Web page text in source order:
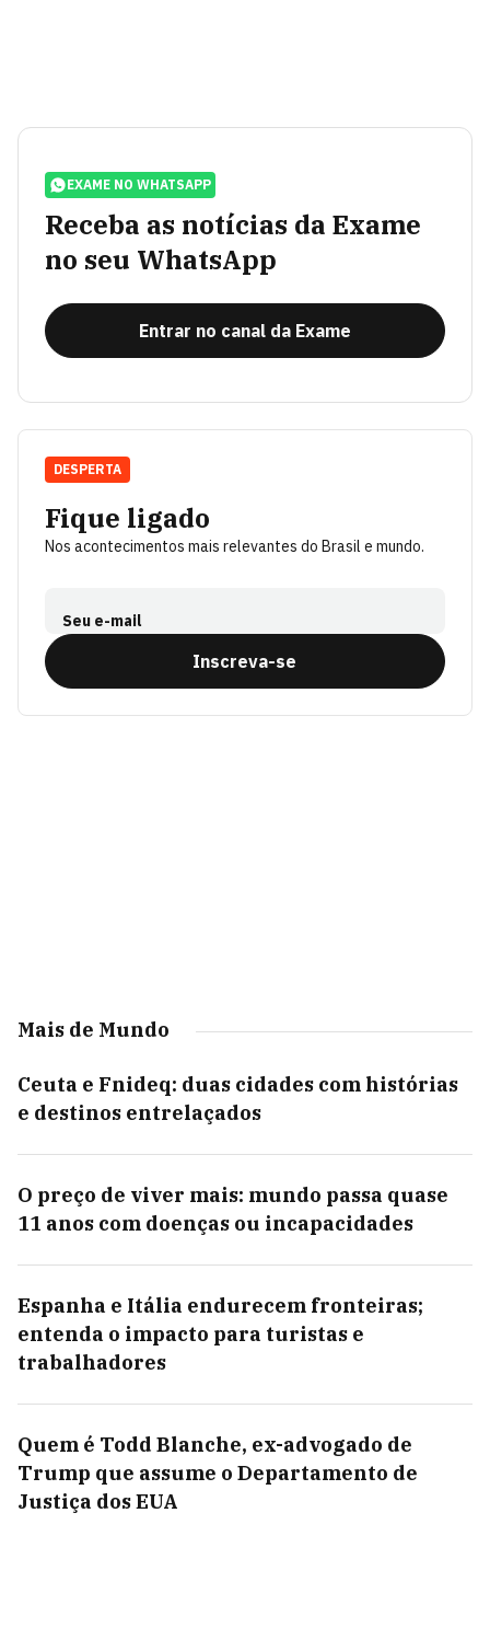
EXAME NO WHATSAPP
Receba as notícias da Exame
no seu WhatsApp
Entrar no canal da Exame
Fique ligado
Nos acontecimentos mais relevantes do Brasil e mundo.
Seu e-mail
Inscreva-se
DESPERTA
Mais de Mundo
Ceuta e Fnideq: duas cidades com histórias
e destinos entrelaçados
O preço de viver mais: mundo passa quase
11 anos com doenças ou incapacidades
Espanha e Itália endurecem fronteiras;
entenda o impacto para turistas e
trabalhadores
Quem é Todd Blanche, ex-advogado de
Trump que assume o Departamento de
Justiça dos EUA